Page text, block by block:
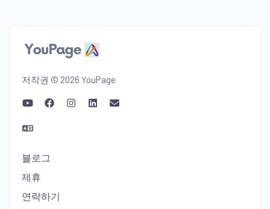
저작권 © 2026 YouPage
블로그
제휴
연락하기